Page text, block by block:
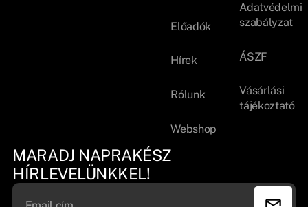
Előadók
Hírek
Rólunk
Webshop
Adatvédelmi
szabályzat
ÁSZF
Vásárlási
tájékoztató
MARADJ NAPRAKÉSZ
HÍRLEVELÜNKKEL!